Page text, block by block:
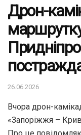
Дрон-
26.06.2026
Вчора дрон-
«Запоріжжя –